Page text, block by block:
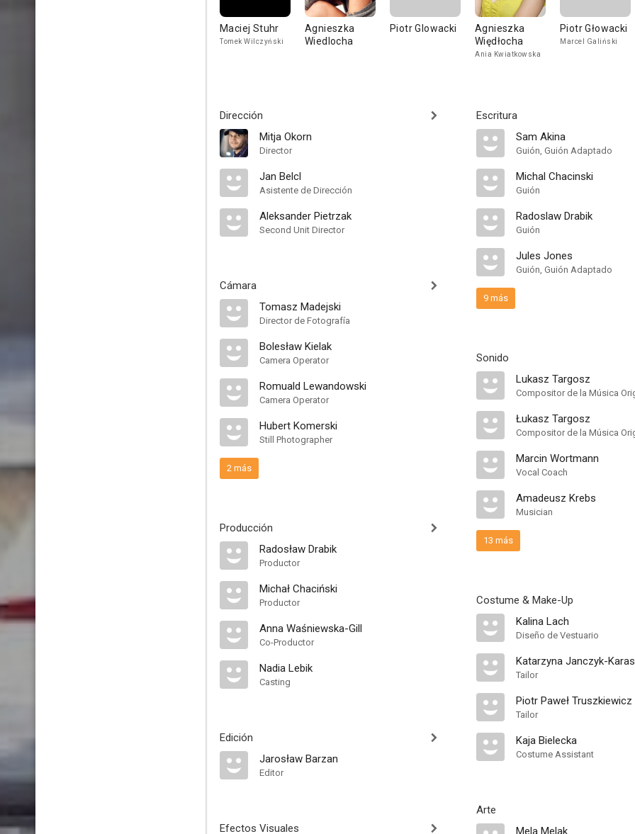
Maciej Stuhr
Tomek Wilczyński
Agnieszka
Wiedlocha
Piotr Glowacki
Agnieszka
Więdłocha
Ania Kwiatkowska
Piotr Głowacki
Marcel Galiński
Dirección
Mitja Okorn
Director
Jan Belcl
Asistente de Dirección
Aleksander Pietrzak
Second Unit Director
Cámara
Tomasz Madejski
Director de Fotografía
Bolesław Kielak
Camera Operator
Romuald Lewandowski
Camera Operator
Hubert Komerski
Still Photographer
2 más
Producción
Radosław Drabik
Productor
Michał Chaciński
Productor
Anna Waśniewska-Gill
Co-Productor
Nadia Lebik
Casting
Edición
Jarosław Barzan
Editor
Efectos Visuales
Escritura
Sam Akina
Guión, Guión Adaptado
Michal Chacinski
Guión
Radoslaw Drabik
Guión
Jules Jones
Guión, Guión Adaptado
9 más
Sonido
Lukasz Targosz
Compositor de la Música
Łukasz Targosz
Marcin Wortmann
Vocal Coach
Amadeusz Krebs
Musician
13 más
Costume & Make-Up
Kalina Lach
Diseño de Vestuario
Katarzyna Janczyk-
Tailor
Piotr Paweł Truszkiewicz
Tailor
Kaja Bielecka
Costume Assistant
Arte
Mela Melak